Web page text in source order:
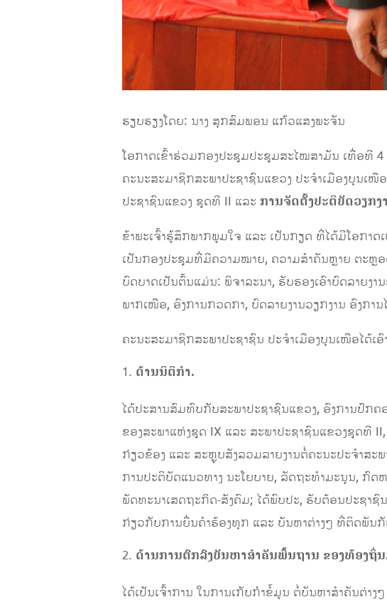
ຮຽບຮຽງໂດຍ: ນາງ ສຸກສົມພອນ ແກ້ວແສງພະຈັນ
ໂອກາດເຂົ້າຮ່ວມກອງປະຊຸມປະຊຸມສະໄໝສາມັນ ເທື່ອທີ
ຄະນະສະມາຊິກສະພາປະຊາຊົນແຂວງ ປະຈຳເມືອງບຸນ
ປະຊາຊົນແຂວງ ຊຸດທີ II ແລະ ການຈັດຕັ້ງປະຕິບັດວຽກ
ຂ້າພະເຈົ້າຮູ້ສຶກພາກພູມໃຈ ແລະ ເປັນກຽດ ທີ່ໄດ້ມີໂອກາ
ເປັນກອງປະຊຸມທີ່ມີຄວາມໝາຍ, ຄວາມສຳຄັນຫຼາຍ ຕະຫຼອ
ບົດບາດເປັນຕົ້ນແມ່ນ: ພິຈາລະນາ, ຮັບຮອງເອົາບົດລາຍງ
ພາກເໜືອ, ອົງການກວດກາ, ບົດລາຍງານວຽກງານ ອົງກ
ຄະນະສະມາຊິກສະພາປະຊາຊົນ ປະຈໍາເມືອງບຸນເໜືອໄດ້
ດ້ານນິຕິກໍາ.
ໄດ້ປະສານສົມທົບກັບສະພາປະຊາຊົນແຂວງ, ອົງການປົກຄ
ຂອງສະພາແຫ່ງຊຸດ IX ແລະ ສະພາປະຊາຊົນແຂວງຊຸດທີ
ກ່ຽວຂ້ອງ ແລະ ສະຫຼຸບສັງລວມລາຍງານຕໍ່ຄະນະປະຈໍາສະ
ການປະຕິບັດແນວທາງ ນະໂຍບາຍ, ລັດຖະທໍາມະນູນ, ກົ
ພັດທະນາເສດຖະກິດ-ສັງຄົມ; ໄດ້ພົບປະ, ຮັບຕ້ອນປະຊາຊົ
ກ່ຽວກັບການຍື່ນຄໍາຮ້ອງທຸກ ແລະ ບັນຫາຕ່າງໆ ທີ່ຕິດພັນ
ດ້ານການຕົກລົງບັນຫາສໍາຄັນພື້ນຖານ ຂອງທ້ອງຖິ່ນ
ໄດ້ເປັນເຈົ້າການ ໃນການເກັບກໍາຂໍ້ມູນ ຕໍ່ບັນຫາສໍາຄັນຕ່າ